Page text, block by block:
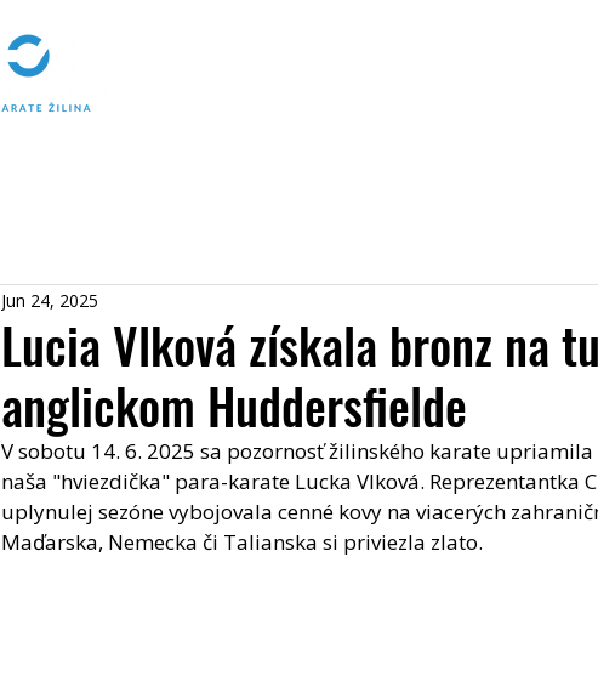
Lucia Vlková získala bronz na
anglickom Huddersfielde
Jun 24, 2025
V sobotu 14. 6. 2025 sa pozornosť žilinského karate
naša "hviezdička" para-karate Lucka Vlková. Reprezentantka
uplynulej sezóne vybojovala cenné kovy na viacerých
Maďarska, Nemecka či Talianska si priviezla zlato.